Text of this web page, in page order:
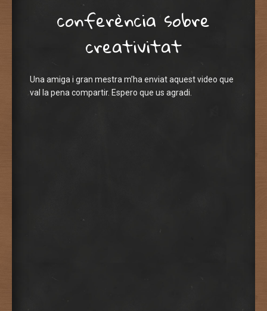
conferència sobre
creativitat
Una amiga i gran mestra m’ha enviat aquest video que
val la pena compartir. Espero que us agradi.